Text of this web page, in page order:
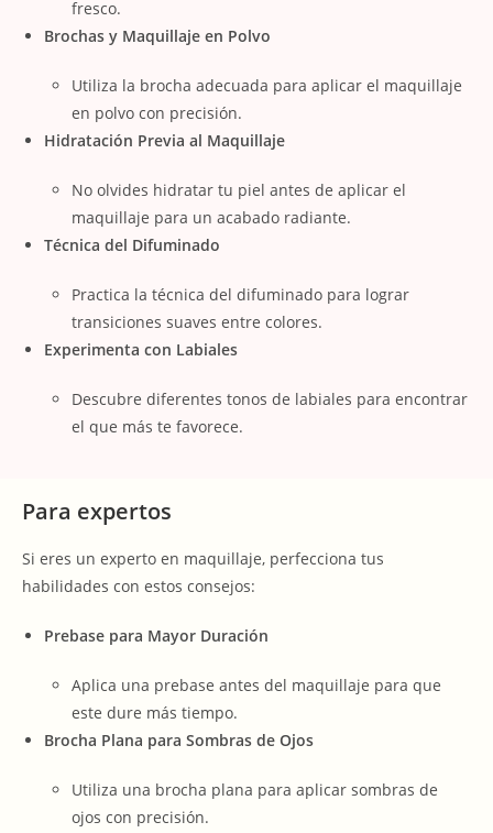
fresco.
Brochas y Maquillaje en Polvo
Utiliza la brocha adecuada para aplicar el maquillaje
en polvo con precisión.
Hidratación Previa al Maquillaje
No olvides hidratar tu piel antes de aplicar el
maquillaje para un acabado radiante.
Técnica del Difuminado
Practica la técnica del difuminado para lograr
transiciones suaves entre colores.
Experimenta con Labiales
Descubre diferentes tonos de labiales para encontrar
el que más te favorece.
Para expertos
Si eres un experto en maquillaje, perfecciona tus
habilidades con estos consejos:
Prebase para Mayor Duración
Aplica una prebase antes del maquillaje para que
este dure más tiempo.
Brocha Plana para Sombras de Ojos
Utiliza una brocha plana para aplicar sombras de
ojos con precisión.